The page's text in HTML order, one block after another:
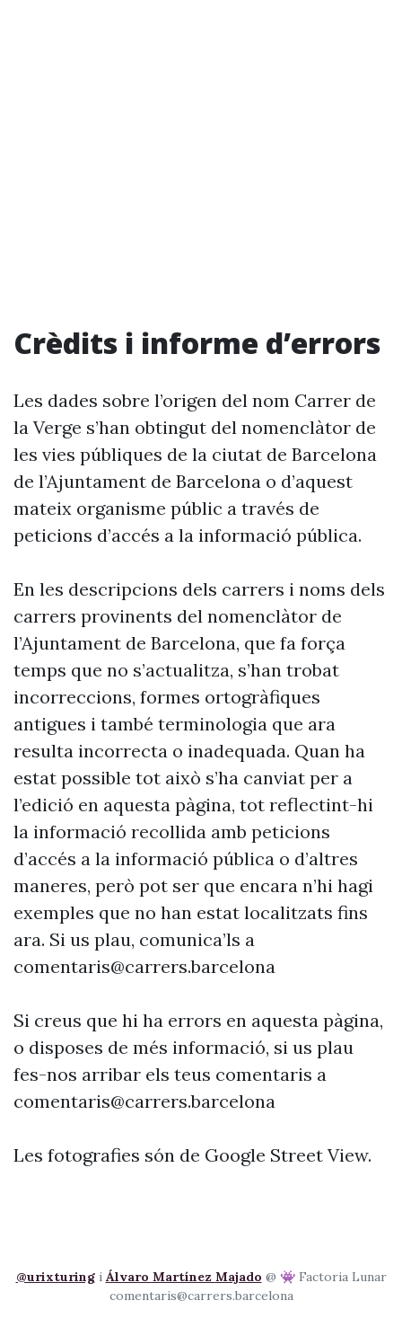
Crèdits i informe d’errors
Les dades sobre l’origen del nom Carrer de
la Verge s’han obtingut del nomenclàtor de
les vies públiques de la ciutat de Barcelona
de l’Ajuntament de Barcelona o d’aquest
mateix organisme públic a través de
peticions d’accés a la informació pública.
En les descripcions dels carrers i noms dels
carrers provinents del nomenclàtor de
l’Ajuntament de Barcelona, que fa força
temps que no s’actualitza, s’han trobat
incorreccions, formes ortogràfiques
antigues i també terminologia que ara
resulta incorrecta o inadequada. Quan ha
estat possible tot això s’ha canviat per a
l’edició en aquesta pàgina, tot reflectint-hi
la informació recollida amb peticions
d’accés a la informació pública o d’altres
maneres, però pot ser que encara n’hi hagi
exemples que no han estat localitzats fins
ara. Si us plau, comunica’ls a
comentaris@carrers.barcelona
Si creus que hi ha errors en aquesta pàgina,
o disposes de més informació, si us plau
fes-nos arribar els teus comentaris a
comentaris@carrers.barcelona
Les fotografies són de Google Street View.
@urixturingi Álvaro Martínez Majado @ 👾 Factoria Lunar
comentaris@carrers.barcelona